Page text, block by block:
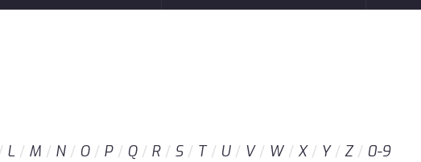
L M N O P Q R S T U V W X Y Z 0-9